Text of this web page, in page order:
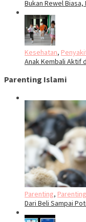
Bukan Rewel
Kesehatan,
Anak Kembali Aktif
Parenting Islami
Parenting,
Dari Beli Sampai